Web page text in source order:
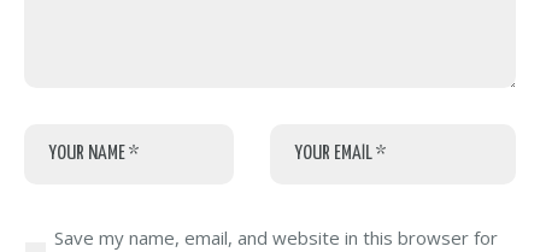
Save my name, email, and website in this browser for